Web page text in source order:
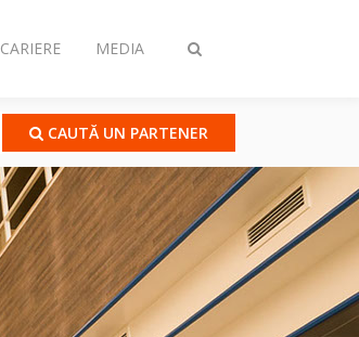
Comutare
CARIERE MEDIA
CAUTĂ UN PARTENER